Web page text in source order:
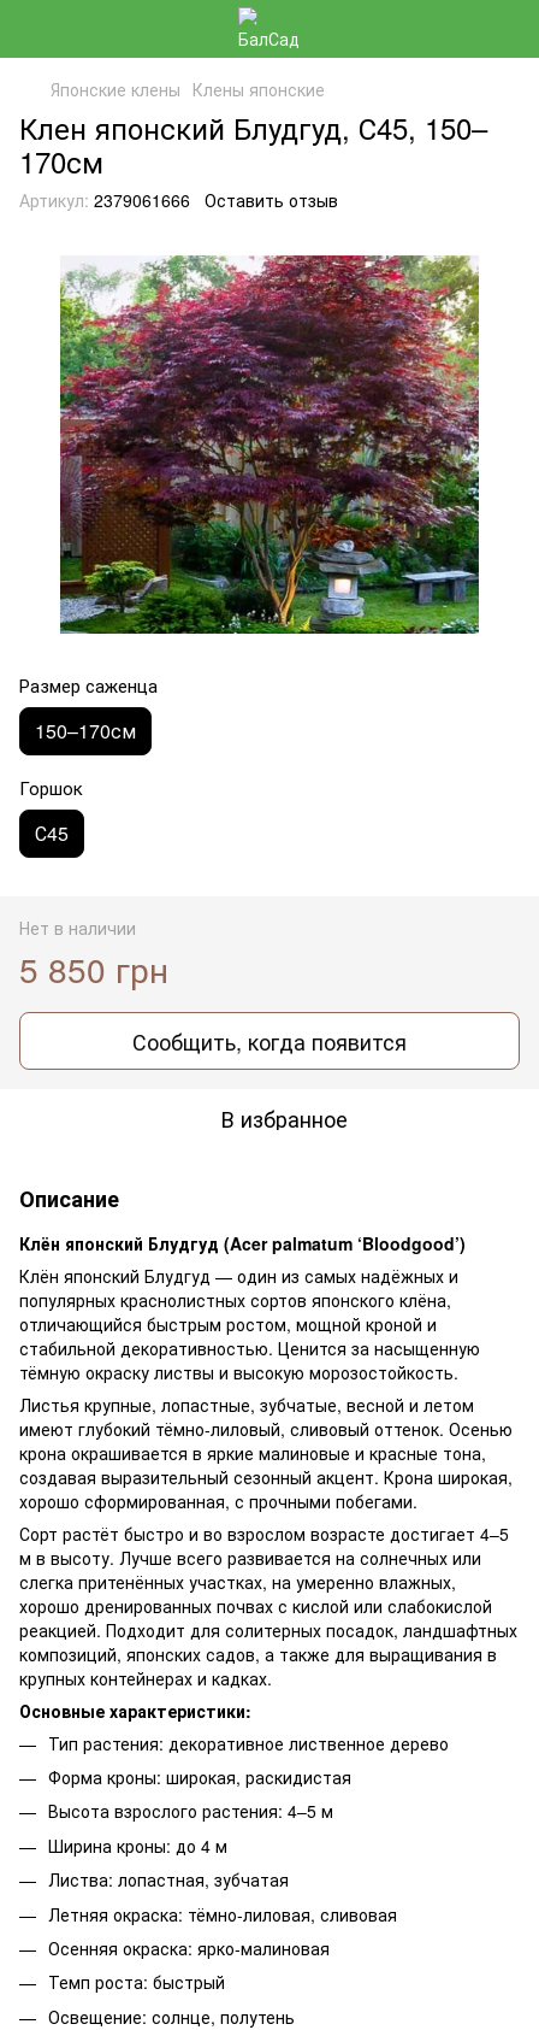
Японские клены Клены японские
Клен японский Блудгуд, С45, 150–
170см
Артикул: 2379061666 Оставить отзыв
Размер саженца
150–170см
Горшок
С45
Нет в наличии
5 850 грн
Сообщить, когда появится
В избранное
Описание
Клён японский Блудгуд (Acer palmatum ‘Bloodgood’)
Клён японский Блудгуд — один из самых надёжных и
популярных краснолистных сортов японского клёна,
отличающийся быстрым ростом, мощной кроной и
стабильной декоративностью. Ценится за насыщенную
тёмную окраску листвы и высокую морозостойкость.
Листья крупные, лопастные, зубчатые, весной и летом
имеют глубокий тёмно-лиловый, сливовый оттенок. Осенью
крона окрашивается в яркие малиновые и красные тона,
создавая выразительный сезонный акцент. Крона широкая,
хорошо сформированная, с прочными побегами.
Сорт растёт быстро и во взрослом возрасте достигает 4–5
м в высоту. Лучше всего развивается на солнечных или
слегка притенённых участках, на умеренно влажных,
хорошо дренированных почвах с кислой или слабокислой
реакцией. Подходит для солитерных посадок, ландшафтных
композиций, японских садов, а также для выращивания в
крупных контейнерах и кадках.
Основные характеристики:
Тип растения: декоративное лиственное дерево
Форма кроны: широкая, раскидистая
Высота взрослого растения: 4–5 м
Ширина кроны: до 4 м
Листва: лопастная, зубчатая
Летняя окраска: тёмно-лиловая, сливовая
Осенняя окраска: ярко-малиновая
Темп роста: быстрый
Освещение: солнце, полутень